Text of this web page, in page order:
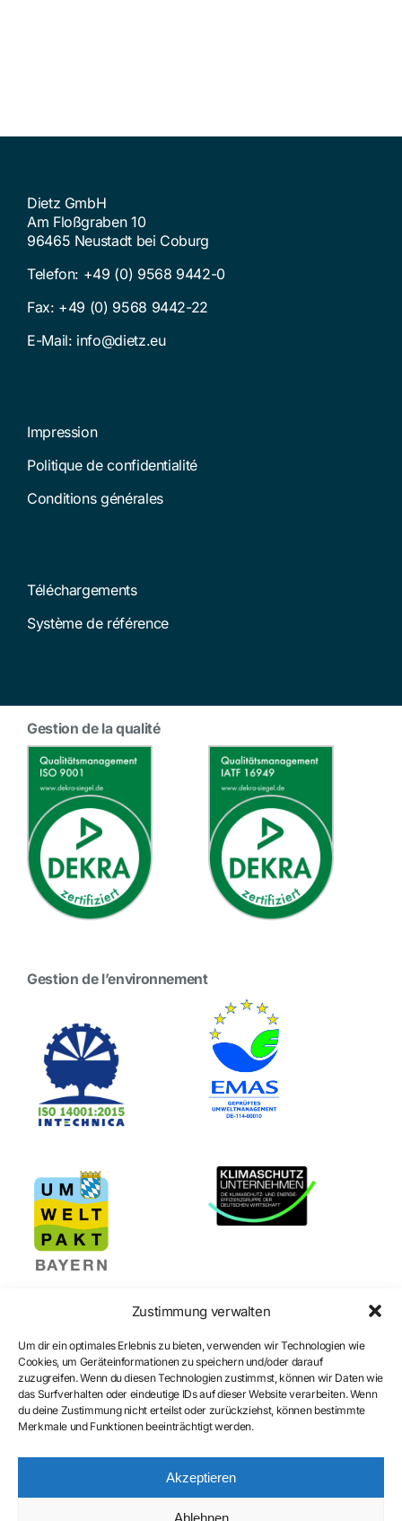
Zustimmung verwalten
Um dir ein optimales Erlebnis zu bieten, verwenden wir Technologien wie
Cookies, um Geräteinformationen zu speichern und/oder darauf
zuzugreifen. Wenn du diesen Technologien zustimmst, können wir Daten wie
das Surfverhalten oder eindeutige IDs auf dieser Website verarbeiten. Wenn
du deine Zustimmung nicht erteilst oder zurückziehst, können bestimmte
Merkmale und Funktionen beeinträchtigt werden.
Akzeptieren
Ablehnen
Dietz GmbH
Am Floßgraben 10
96465 Neustadt bei Coburg
Telefon: +49 (0) 9568 9442-0
Fax: +49 (0) 9568 9442-22
E-Mail: info@dietz.eu
Impression
Politique de confidentialité
Conditions générales
Téléchargements
Système de référence
Gestion de la qualité
Gestion de l’environnement
Certification